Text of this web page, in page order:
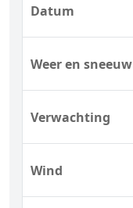
Datum
Weer en sneeuw
Verwachting
Wind